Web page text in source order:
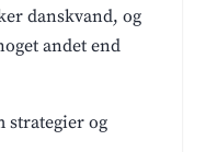
danskvand, og
andet end
strategier og